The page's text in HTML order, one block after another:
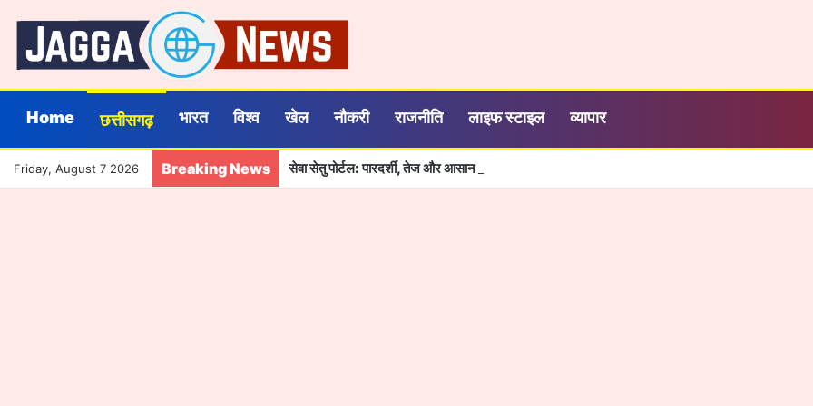
Home छत्तीसगढ़ भारत विश्व खेल नौकरी राजनीति लाइफ स्टाइल व्यापार
Friday, August 7 2026 Breaking News सेवा सेतु पोर्टल: पारदर्शी, तेज और आसान हुई सरकारी सेवाओं की व्यवस्था